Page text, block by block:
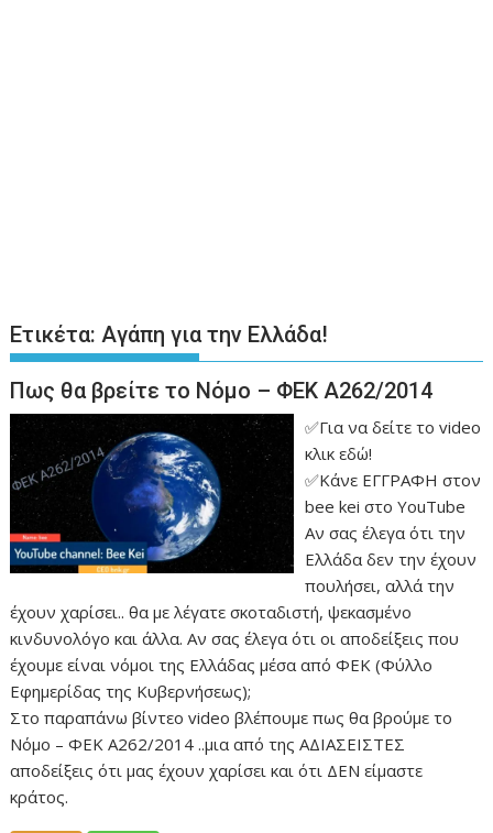
Ετικέτα:Αγάπη για την Ελλάδα!
Πως θα βρείτε το Νόμο – ΦΕΚ Α262/2014
✅Για να δείτε το video
κλικ εδώ!
✅Κάνε ΕΓΓΡΑΦΗ στον
bee kei στο YouTube
Αν σας έλεγα ότι την
Ελλάδα δεν την έχουν
πουλήσει, αλλά την
έχουν χαρίσει.. θα με λέγατε σκοταδιστή, ψεκασμένο
κινδυνολόγο και άλλα. Αν σας έλεγα ότι οι αποδείξεις που
έχουμε είναι νόμοι της Ελλάδας μέσα από ΦΕΚ (Φύλλο
Εφημερίδας της Κυβερνήσεως);
Στο παραπάνω βίντεο video βλέπουμε πως θα βρούμε το
Νόμο – ΦΕΚ Α262/2014 ..μια από της ΑΔΙΑΣΕΙΣΤΕΣ
αποδείξεις ότι μας έχουν χαρίσει και ότι ΔΕΝ είμαστε
κράτος.